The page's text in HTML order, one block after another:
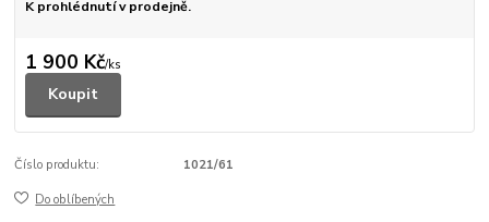
K prohlédnutí v prodejně.
1 900 Kč/ks
Koupit
Číslo produktu: 1021/61
Do oblíbených